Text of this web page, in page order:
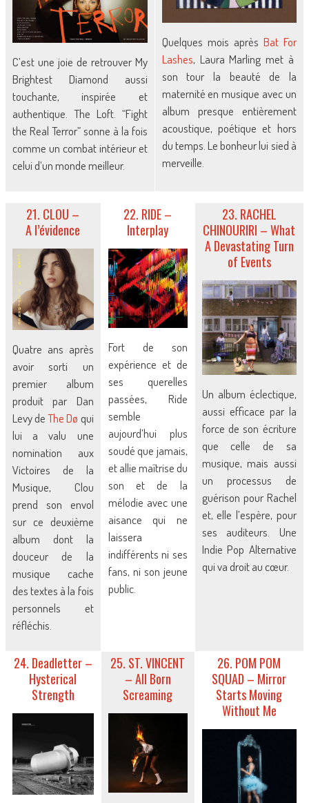
C’est une joie de retrouver My
Brightest Diamond aussi
touchante, inspirée et
authentique. The Loft. “Fight
the Real Terror” sonne à la fois
comme un combat intérieur et
celui d’un monde meilleur.
Quelques mois après Bat For
Lashes, Laura Marling met à
son tour la beauté de la
maternité en musique avec un
album presque entièrement
acoustique, poétique et hors
du temps. Le bonheur lui sied à
merveille.
21. CLOU –
A l’évidence
Quatre ans après
avoir sorti un
premier album
produit par Dan
Levy deThe Dø qui
lui a valu une
nomination aux
Victoires de la
Musique, Clou
prend son envol
sur ce deuxième
album dont la
douceur de la
musique cache
des textes à la fois
personnels et
réfléchis.
22. RIDE –
Interplay
Fort de son
expérience et de
ses querelles
passées, Ride
semble
aujourd’hui plus
soudé que jamais,
et allie maîtrise du
son et de la
mélodie avec une
aisance qui ne
laissera
indifférents ni ses
fans, ni son jeune
public.
23. RACHEL
CHINOURIRI – What
A Devastating Turn
of Events
Un album éclectique,
aussi efficace par la
force de son écriture
que celle de sa
musique, mais aussi
un processus de
guérison pour Rachel
et, elle l’espère, pour
ses auditeurs. Une
Indie Pop Alternative
qui va droit au cœur.
24. Deadletter –
Hysterical
Strength
25. ST. VINCENT
– All Born
Screaming
26. POM POM
SQUAD – Mirror
Starts Moving
Without Me